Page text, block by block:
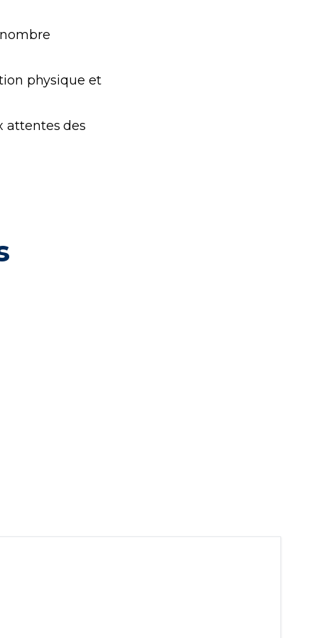
physique et
attentes des